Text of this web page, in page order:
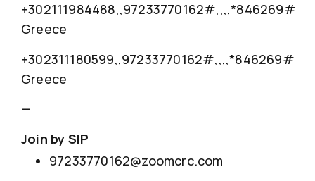
+302111984488,,97233770162#,,,,*846269#
Greece
+302311180599,,97233770162#,,,,*846269#
Greece
—
Join by SIP
97233770162@zoomcrc.com